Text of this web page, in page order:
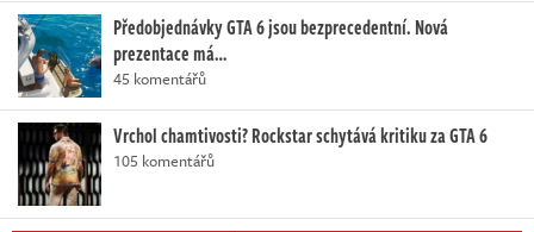
Předobjednávky GTA 6 jsou bezprecedentní. Nová
prezentace má…
45 komentářů
Vrchol chamtivosti? Rockstar schytává kritiku za GTA 6
105 komentářů